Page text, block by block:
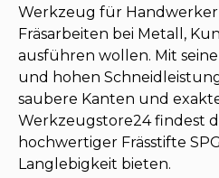
Werkzeug für Handwerker
Fräsarbeiten bei Metall,
ausführen wollen. Mit
und hohen
saubere Kanten und
Werkzeugstore24 findest
hochwertiger Frässtifte
Langlebigkeit bieten.